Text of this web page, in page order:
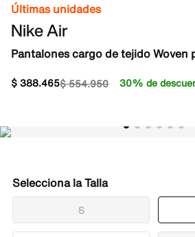
Últimas unidades
Nike Air
Pantalones cargo de tejido Woven
$554.950
$388.465 30% de
Talla
S